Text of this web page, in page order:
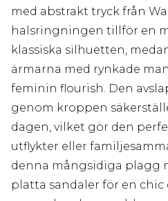
med abstrakt tryck från
halsringningen tillför en
klassiska silhuetten,
ärmarna med rynkade
feminin flourish. Den
genom kroppen
dagen, vilket gör den
utflykter eller
denna mångsidiga plagg
platta sandaler för en chic